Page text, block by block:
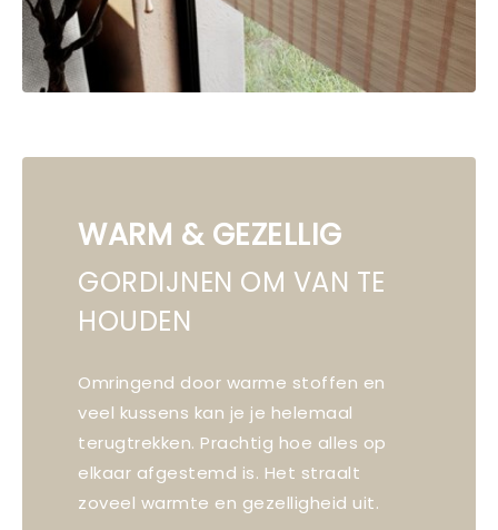
WARM & GEZELLIG
GORDIJNEN OM VAN TE
HOUDEN
Omringend door warme stoffen en
veel kussens kan je je helemaal
terugtrekken. Prachtig hoe alles op
elkaar afgestemd is. Het straalt
zoveel warmte en gezelligheid uit.